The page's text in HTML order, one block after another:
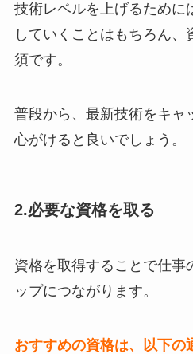
技術レベルを上げるために
していくことはもちろん
須です。
普段から、最新技術をキャ
心がけると良いでしょう。
2.必要な資格を取る
資格を取得することで仕事
ップにつながります。
おすすめの資格は、以下の